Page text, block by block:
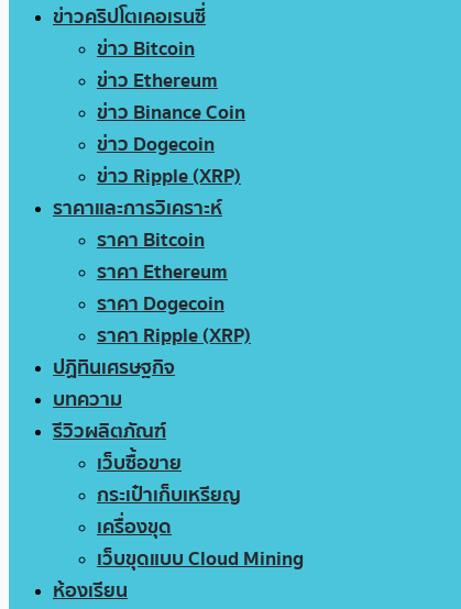
ข่าวคริปโตเคอเรนซี่
ข่าว Bitcoin
ข่าว Ethereum
ข่าว Binance Coin
ข่าว Dogecoin
ข่าว Ripple (XRP)
ราคาและการวิเคราะห์
ราคา Bitcoin
ราคา Ethereum
ราคา Dogecoin
ราคา Ripple (XRP)
ปฏิทินเศรษฐกิจ
บทความ
รีวิวผลิตภัณฑ์
เว็บซื้อขาย
กระเป๋าเก็บเหรียญ
เครื่องขุด
เว็บขุดแบบ Cloud Mining
ห้องเรียน